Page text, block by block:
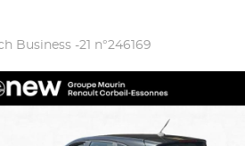
Business -21 n°246169